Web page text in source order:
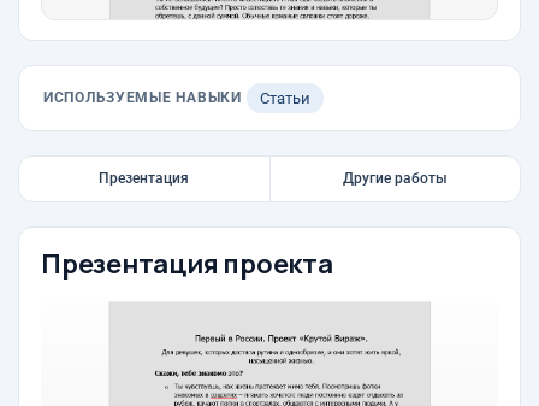
ИСПОЛЬЗУЕМЫЕ НАВЫКИ Статьи
Презентация Другие работы
Презентация проекта